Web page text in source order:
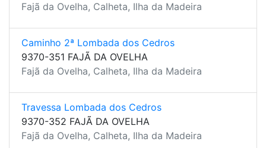
Fajã da Ovelha, Calheta, Ilha da Madeira
Caminho 2ª Lombada dos Cedros
9370-351 FAJÃ DA OVELHA
Fajã da Ovelha, Calheta, Ilha da Madeira
Travessa Lombada dos Cedros
9370-352 FAJÃ DA OVELHA
Fajã da Ovelha, Calheta, Ilha da Madeira